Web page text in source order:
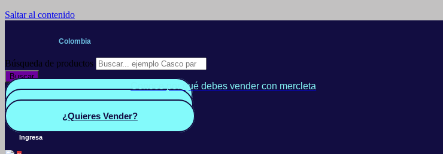
Saltar al contenido
Colombia
Búsqueda de productos
Buscar
Conoce por qué debes vender con mercleta
¿Quieres Vender?
Ingresa